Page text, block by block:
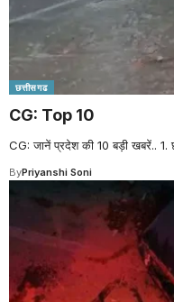
छत्तीसगढ
CG: Top 10
CG: जानें प्रदेश की 10 बड़ी खबरें.. 1.
ByPriyanshi Soni